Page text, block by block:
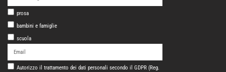
prosa
bambini e famiglie
scuola
Autorizzo il trattamento dei dati personali secondo il GDPR (Reg.